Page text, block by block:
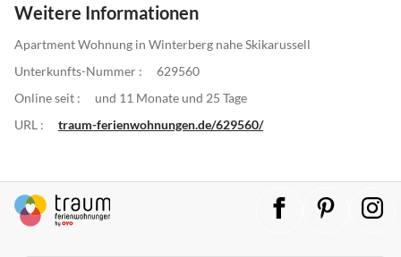
Weitere Informationen
Apartment Wohnung in Winterberg nahe Skikarussell
Unterkunfts-Nummer :
629560
Online seit :
und 11 Monate und 25 Tage
URL :
traum-ferienwohnungen.de/629560/